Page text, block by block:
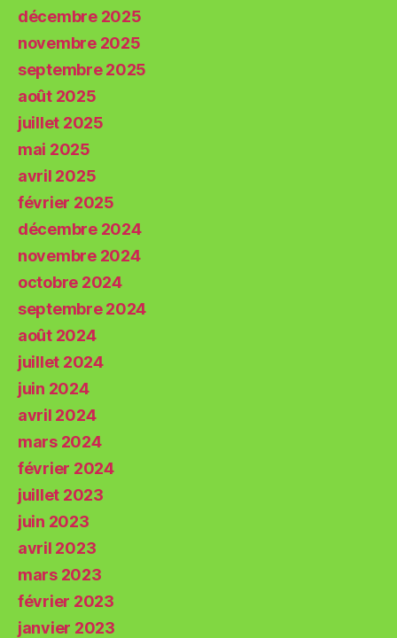
décembre 2025
novembre 2025
septembre 2025
août 2025
juillet 2025
mai 2025
avril 2025
février 2025
décembre 2024
novembre 2024
octobre 2024
septembre 2024
août 2024
juillet 2024
juin 2024
avril 2024
mars 2024
février 2024
juillet 2023
juin 2023
avril 2023
mars 2023
février 2023
janvier 2023